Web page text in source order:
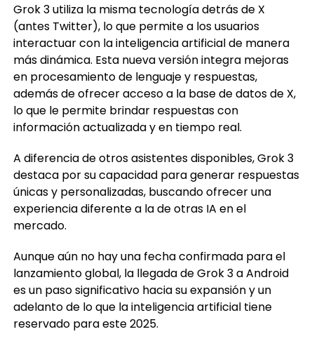
Grok 3 utiliza la misma tecnología detrás de X
(antes Twitter), lo que permite a los usuarios
interactuar con la inteligencia artificial de manera
más dinámica. Esta nueva versión integra mejoras
en procesamiento de lenguaje y respuestas,
además de ofrecer acceso a la base de datos de X,
lo que le permite brindar respuestas con
información actualizada y en tiempo real.
A diferencia de otros asistentes disponibles, Grok 3
destaca por su capacidad para generar respuestas
únicas y personalizadas, buscando ofrecer una
experiencia diferente a la de otras IA en el
mercado.
Aunque aún no hay una fecha confirmada para el
lanzamiento global, la llegada de Grok 3 a Android
es un paso significativo hacia su expansión y un
adelanto de lo que la inteligencia artificial tiene
reservado para este 2025.